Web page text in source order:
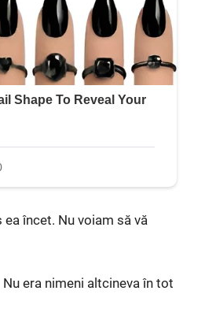
încet. Nu voiam să vă
era nimeni altcineva în tot